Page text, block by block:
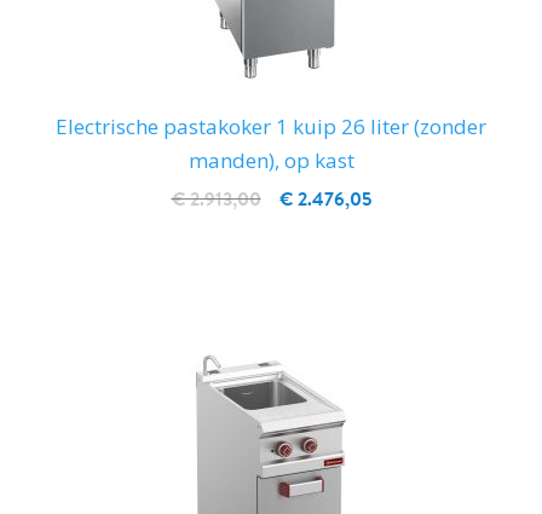
Electrische pastakoker 1 kuip 26 liter (zonder
manden), op kast
€ 2.476,05
€ 2.913,00